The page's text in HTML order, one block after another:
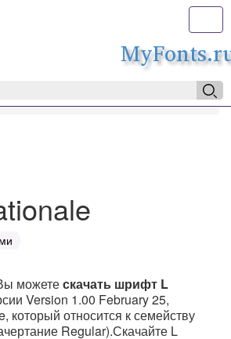
можетескачать шрифт L
Version 1.00 February 25,
который относится к семейству
Regular).Скачайте L